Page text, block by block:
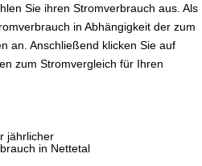
Sie ihren Stromverbrauch aus. Als
in Abhängigkeit der zum
an. Anschließend klicken Sie auf
zum Stromvergleich für Ihren
jährlicher
in Nettetal